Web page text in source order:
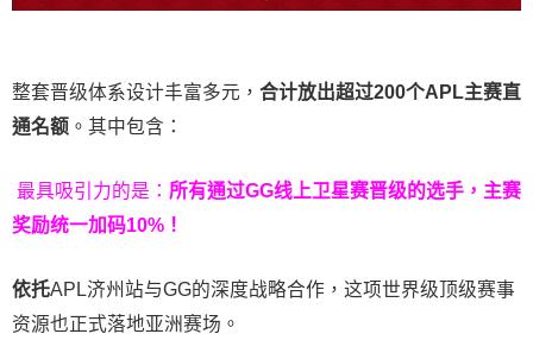
整套晋级体系设计丰富多元， 合计放出超过200个APL主赛直
通名额 。其中包含：
最具吸引力的是： 所有通过GG线上卫星赛晋级的选手，主赛
奖励统一加码10% ！
依托APL济州站与GG的深度战略合作，这项世界级顶级赛事
资源也正式落地亚洲赛场。